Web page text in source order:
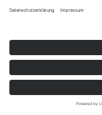
Barrierefreiheit
Aus Gründen der
alle Geschlechter
dabei immer alle